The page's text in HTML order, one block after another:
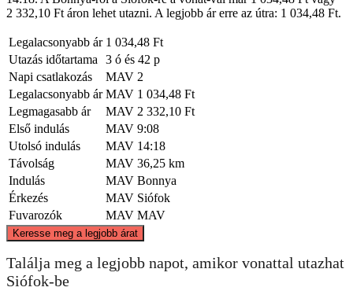
2 332,10 Ft áron lehet utazni. A legjobb ár erre az útra: 1 034,48 Ft.
Legalacsonyabb ár 1 034,48 Ft
Utazás időtartama
3 ó és 42 p
Napi csatlakozás
MAV 2
Legalacsonyabb ár MAV 1 034,48 Ft
Legmagasabb ár
MAV 2 332,10 Ft
Első indulás
MAV 9:08
Utolsó indulás
MAV 14:18
Távolság
MAV 36,25 km
Indulás
MAV Bonnya
Érkezés
MAV Siófok
Fuvarozók
MAV MAV
Keresse meg a legjobb árat
Találja meg a legjobb napot, amikor vonattal utazhat
Siófok-be